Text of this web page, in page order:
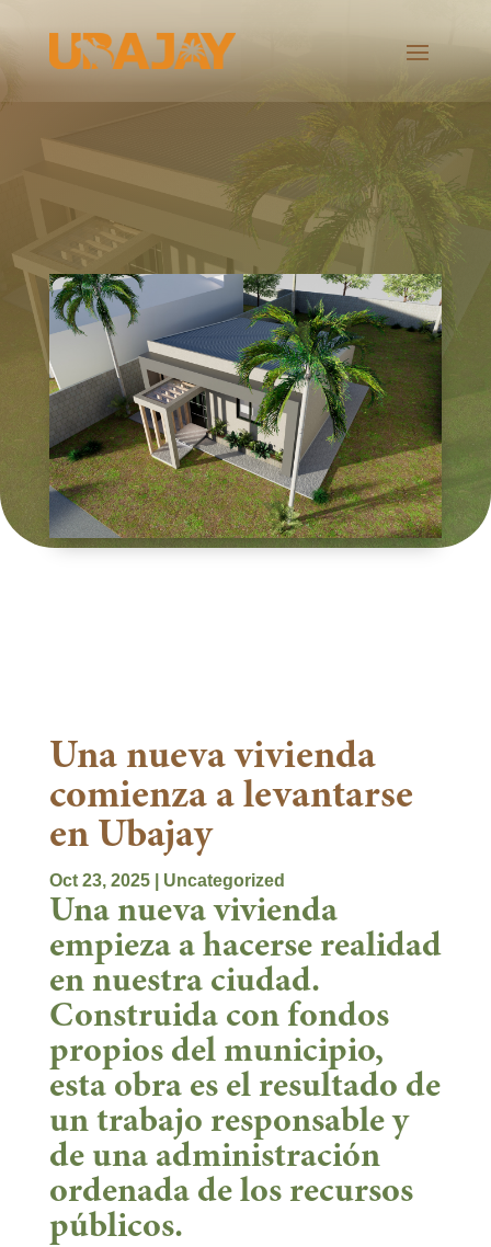
Una nueva vivienda
comienza a levantarse
en Ubajay
Oct 23, 2025| Uncategorized
Una nueva vivienda
empieza a hacerse realidad
en nuestra ciudad.
Construida con fondos
propios del municipio,
esta obra es el resultado de
un trabajo responsable y
de una administración
ordenada de los recursos
públicos.